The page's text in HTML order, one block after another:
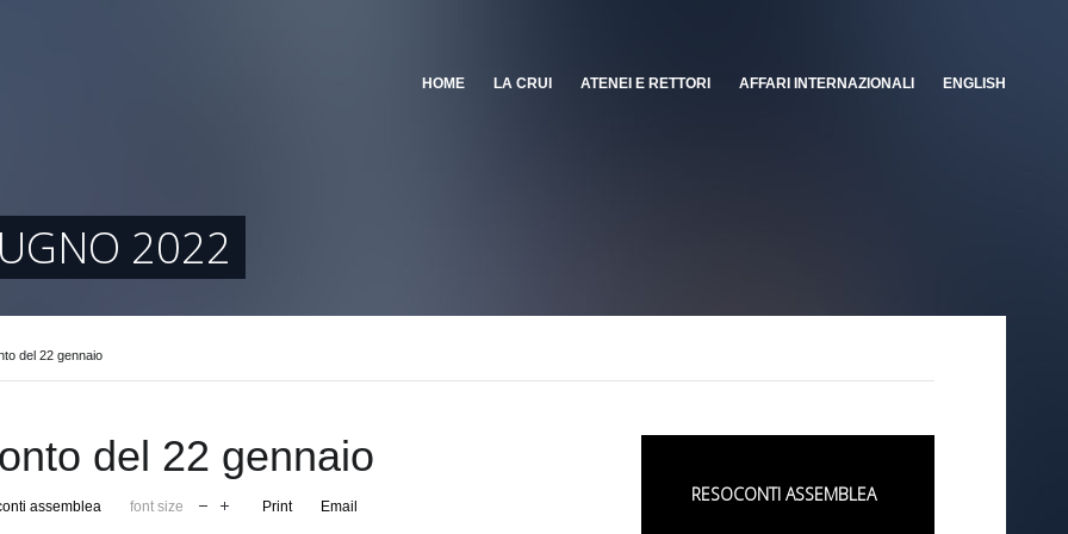
HOME LA CRUI ATENEI E RETTORI AFFARI INTERNAZIONALI ENGLISH
2022
del 22 gennaio
del 22 gennaio
assemblea font size Print Email
RESOCONTI ASSEMBLEA